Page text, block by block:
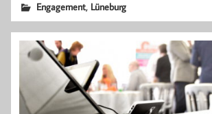
Engagement, Lüneburg